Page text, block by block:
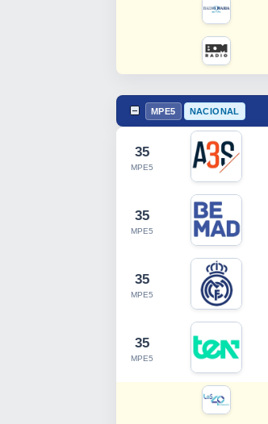
MPE5 NACIONAL
35
MPE5
35
MPE5
35
MPE5
35
MPE5